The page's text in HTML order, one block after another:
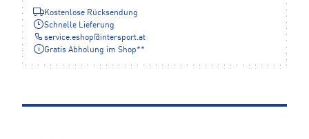
Kostenlose Rücksendung
Schnelle Lieferung
service.eshop@ intersport.at
Gratis Abholung im Shop**